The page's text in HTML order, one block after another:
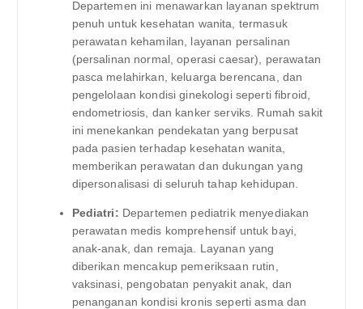
Departemen ini menawarkan layanan spektrum
penuh untuk kesehatan wanita, termasuk
perawatan kehamilan, layanan persalinan
(persalinan normal, operasi caesar), perawatan
pasca melahirkan, keluarga berencana, dan
pengelolaan kondisi ginekologi seperti fibroid,
endometriosis, dan kanker serviks. Rumah sakit
ini menekankan pendekatan yang berpusat
pada pasien terhadap kesehatan wanita,
memberikan perawatan dan dukungan yang
dipersonalisasi di seluruh tahap kehidupan.
Pediatri: Departemen pediatrik menyediakan
perawatan medis komprehensif untuk bayi,
anak-anak, dan remaja. Layanan yang
diberikan mencakup pemeriksaan rutin,
vaksinasi, pengobatan penyakit anak, dan
penanganan kondisi kronis seperti asma dan